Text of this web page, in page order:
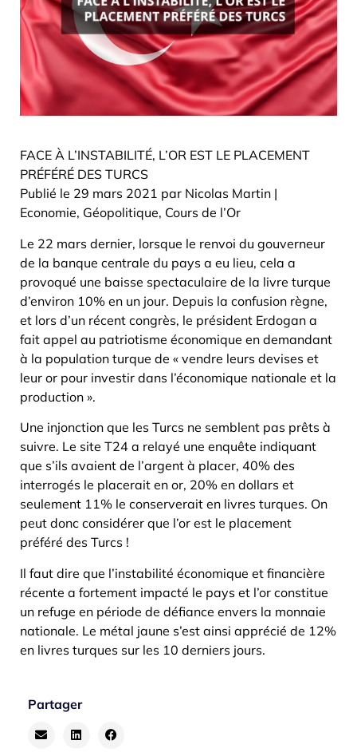
FACE À L’INSTABILITÉ, L’OR EST LE PLACEMENT
PRÉFÉRÉ DES TURCS
Publié le 29 mars 2021 par Nicolas Martin |
Economie, Géopolitique, Cours de l’Or
Le 22 mars dernier, lorsque le renvoi du gouverneur
de la banque centrale du pays a eu lieu, cela a
provoqué une baisse spectaculaire de la livre turque
d’environ 10% en un jour. Depuis la confusion règne,
et lors d’un récent congrès, le président Erdogan a
fait appel au patriotisme économique en demandant
à la population turque de « vendre leurs devises et
leur or pour investir dans l’économique nationale et la
production ».
Une injonction que les Turcs ne semblent pas prêts à
suivre. Le site T24 a relayé une enquête indiquant
que s’ils avaient de l’argent à placer, 40% des
interrogés le placerait en or, 20% en dollars et
seulement 11% le conserverait en livres turques. On
peut donc considérer que l’or est le placement
préféré des Turcs !
Il faut dire que l’instabilité économique et financière
récente a fortement impacté le pays et l’or constitue
un refuge en période de défiance envers la monnaie
nationale. Le métal jaune s’est ainsi apprécié de 12%
en livres turques sur les 10 derniers jours.